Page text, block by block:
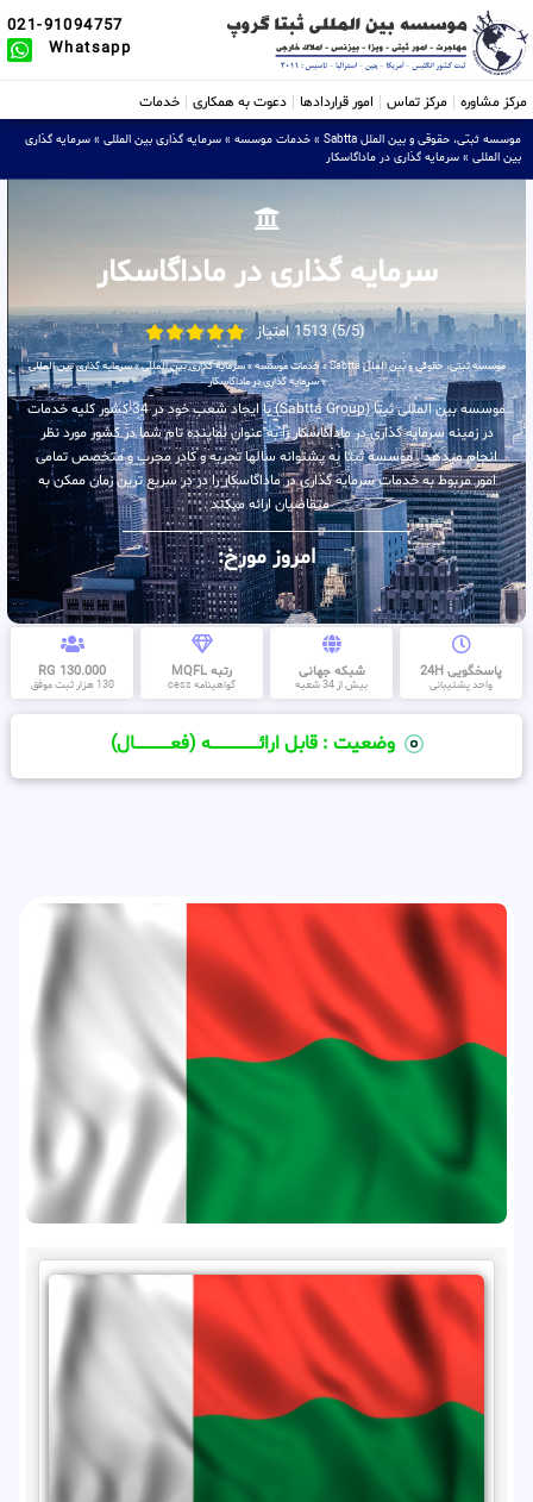
021-91094757
Whatsapp
مرکز مشاوره مرکز تماس امور قراردادها دعوت به همکاری خدمات
موسسه ثبتی، حقوقی و بین الملل Sabtta » خدمات موسسه » سرمایه گذاری بین المللی » سرمایه گذاری
بین المللی » سرمایه گذاری در ماداگاسکار
سرمایه گذاری در ماداگاسکار
(5/5) 1513 امتیاز
موسسه ثبتی، حقوقی و بین الملل Sabtta »خدمات موسسه»سرمایه گذاری بین المللی»سرمایه گذاری بین المللی
»سرمایه گذاری در ماداگاسکار
موسسه بین المللی ثبتا (Sabtta Group) با ایجاد شعب خود در 34 کشور کلیه خدمات
در زمینه سرمایه گذاری در ماداگاسکار را به عنوان نماینده تام شما در کشور مورد نظر
انجام میدهد . موسسه ثبتا به پشتوانه سالها تجربه و کادر مجرب و متخصص تمامی
امور مربوط به خدمات سرمایه گذاری در ماداگاسکار را در در سریع ترین زمان ممکن به
متقاضیان ارائه میکند .
امروز مورخ:
پاسخگویی 24H
واحد پشتیبانی
شبکه جهانی
بیش از 34 شعبه
رتبه MQFL
گواهینامه cess
130.000 RG
130 هزار ثبت موفق
وضعیت : قابل ارائــــــــــــــــــــه (فعـــــــــــــــال)